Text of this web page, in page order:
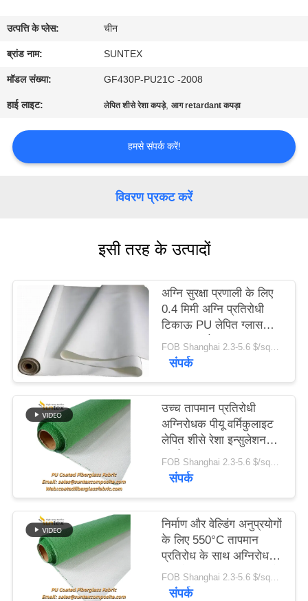
गुणवत्ता
हमसे
संपर्क
करें
PRIVACY
POLICY
उत्पत्ति के प्लेस: चीन
ब्रांड नाम: SUNTEX
मॉडल संख्या: GF430P-PU21C -2008
हाई लाइट: लेपित शीसे रेशा कपड़े,आग retardant कपड़ा
हमसे संपर्क करें!
विवरण प्रकट करें
इसी तरह के उत्पादों
अग्नि सुरक्षा प्रणाली के लिए
0.4 मिमी अग्नि प्रतिरोधी
टिकाऊ PU लेपित ग्लास
फाइबर कपड़े, M0 प्रमाण
पत्र
FOB Shanghai 2.3-5.6 $/sqm MOQ:500 मीटर
संपर्क
उच्च तापमान प्रतिरोधी
अग्निरोधक पीयू वर्मिकुलाइट
लेपित शीसे रेशा इन्सुलेशन
कपड़े
FOB Shanghai 2.3-5.6 $/sqm MOQ:20 रोल
संपर्क
निर्माण और वेल्डिंग अनुप्रयोगों
के लिए 550°C तापमान
प्रतिरोध के साथ अग्निरोधक
पीयू लेपित फाइबरग्लास कपड़ेFOB Shanghai 2.3-5.6 $/sqm MOQ:20 रोल
संपर्क